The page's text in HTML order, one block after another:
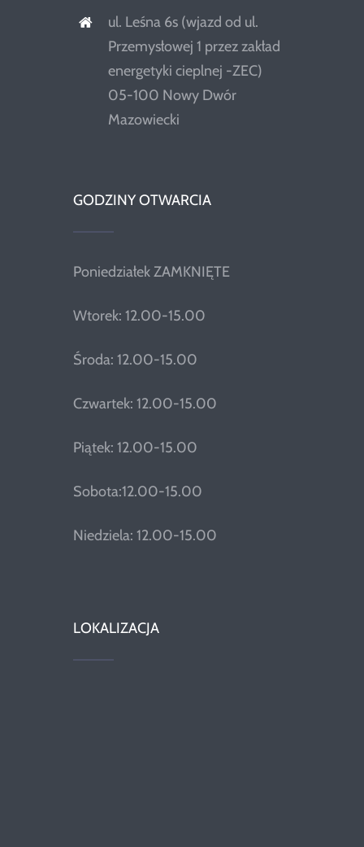
ul. Leśna 6s (wjazd od ul.
Przemysłowej 1 przez zakład
energetyki cieplnej -ZEC)
05-100 Nowy Dwór
Mazowiecki
GODZINY OTWARCIA
Poniedziałek ZAMKNIĘTE
Wtorek: 12.00-15.00
Środa: 12.00-15.00
Czwartek: 12.00-15.00
Piątek: 12.00-15.00
Sobota:12.00-15.00
Niedziela: 12.00-15.00
LOKALIZACJA